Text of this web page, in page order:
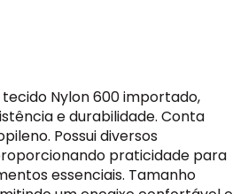
Nylon 600 importado,
e durabilidade. Conta
Possui diversos
praticidade para
essenciais. Tamanho